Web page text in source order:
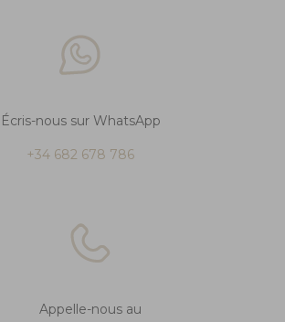
Écris-nous sur WhatsApp
+34 682 678 786
Appelle-nous au